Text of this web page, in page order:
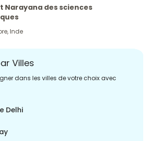
Narayana des sciences
,Inde
Villes
dans les villes de votre choix avec
Delhi